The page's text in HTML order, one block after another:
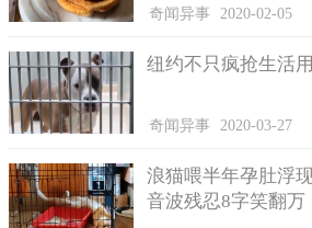
网友们看到这件事后，都觉得刘先生
让人佩服的还是荀思伟，他拾金不昧，没
的非常诚实～
奇闻异事 2020-02-05
纽约不只疯抢生活
奇闻异事 2020-03-27
浪猫喂半年孕肚浮
音波残忍8字笑翻万